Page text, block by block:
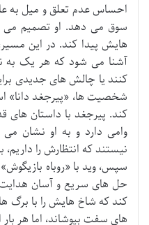
احساس عدم تعلق و میل به
سوق می دهد. او تصمیم می
هایش پیدا کند. در این
آشنا می شود که هر یک به
کنند یا چالش های جدیدی
شخصیت ها، «پیرجغد دانا»
کند. پیرجغد با داستان های
وامی دارد و به او نشان
نیستند که انتظارش را
سپس، وید با «روباه
حل های سریع و آسان هدایت
کند که شاخ هایش را با
های سفت بپوشاند، اما هر